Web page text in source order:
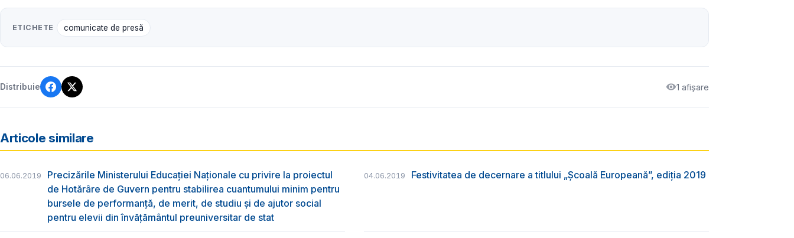
ETICHETE comunicate de presă
Distribuie 1 afișare
Articole similare
06.06.2019
Precizările Ministerului Educației Naționale cu privire la proiectul
de Hotărâre de Guvern pentru stabilirea cuantumului minim pentru
bursele de performanță, de merit, de studiu și de ajutor social
pentru elevii din învățământul preuniversitar de stat
04.06.2019 Festivitatea de decernare a titlului „Şcoală Europeană”, ediția 2019